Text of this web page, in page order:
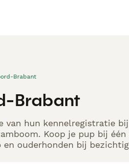
Brabant
Brabant
van hun kennelregistratie
Koop je pup bij
en ouderhonden bij